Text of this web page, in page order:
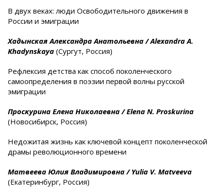
В двух веках: люди Освободительного движения в
России и эмиграции
Хадынская Александра Анатольевна /Alexandra A.
Khadynskaya (Сургут, Россия)
Рефлексия детства как способ поколенческого
самоопределения в поэзии первой волны русской
эмиграции
Проскурина Елена Николаевна /Elena N. Proskurina
(Новосибирск, Россия)
Недожитая жизнь как ключевой концепт поколенческой
драмы революционного времени
Матвеева Юлия Владимировна /Yulia V. Matveeva
(Екатеринбург, Россия)